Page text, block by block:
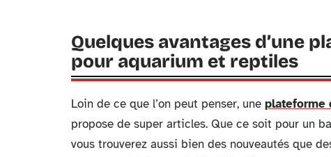
Quelques avantages d’une
pour aquarium et reptiles
Loin de ce que l’on peut penser, une plateforme
propose de super articles. Que ce soit pour un
vous trouverez aussi bien des nouveautés que